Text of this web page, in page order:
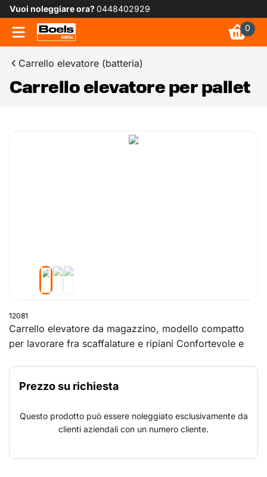
Vuoi noleggiare ora?0448402929
0
Carrello elevatore (batteria)
Carrello elevatore per pallet
12081
Carrello elevatore da magazzino, modello compatto
per lavorare fra scaffalature e ripiani Confortevole e
posizione del sedile consente al conducente di avere
sempre una buona visuale del carico,
comando sono disposti ordinatamente, l’accelerazione
e la frenata sono ineguagliabili.
Prezzo su richiesta
Questo prodotto può essere noleggiato esclusivamente da
clienti aziendali con un numero cliente.